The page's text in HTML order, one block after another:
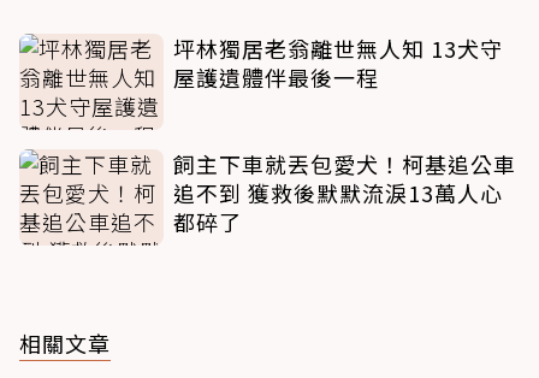
坪林獨居老翁離世無人知 13犬守
屋護遺體伴最後一程
飼主下車就丟包愛犬！柯基追公車
追不到 獲救後默默流淚13萬人心
都碎了
相關文章